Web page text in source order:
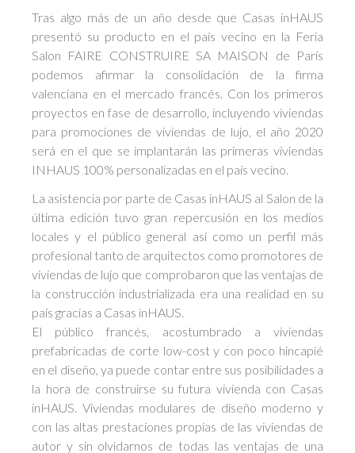
Tras algo más de un año desde que Casas inHAUS
presentó su producto en el país vecino en la Feria
Salon FAIRE CONSTRUIRE SA MAISON de París
podemos afirmar la consolidación de la firma
valenciana en el mercado francés. Con los primeros
proyectos en fase de desarrollo, incluyendo viviendas
para promociones de viviendas de lujo, el año 2020
será en el que se implantarán las primeras viviendas
INHAUS 100% personalizadas en el país vecino.
La asistencia por parte de Casas inHAUS al Salon de la
última edición tuvo gran repercusión en los medios
locales y el público general así como un perfil más
profesional tanto de arquitectos como promotores de
viviendas de lujo que comprobaron que las ventajas de
la construcción industrializada era una realidad en su
país gracias a Casas inHAUS.
El público francés, acostumbrado a viviendas
prefabricadas de corte low-cost y con poco hincapié
en el diseño, ya puede contar entre sus posibilidades a
la hora de construirse su futura vivienda con Casas
inHAUS. Viviendas modulares de diseño moderno y
con las altas prestaciones propias de las viviendas de
autor y sin olvidarnos de todas las ventajas de una